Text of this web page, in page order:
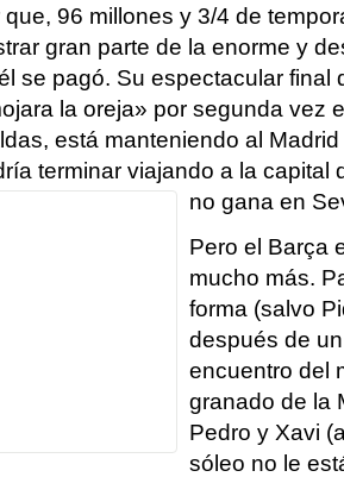
96 millones y 3/4 de
gran parte de la enorme y
se pagó. Su espectacular final
la oreja» por segunda vez
está manteniendo al
terminar viajando a la capital
no gana en
Pero el Barça
mucho más.
forma (salvo
después de
encuentro del
granado de la
Pedro y Xavi
sóleo no le